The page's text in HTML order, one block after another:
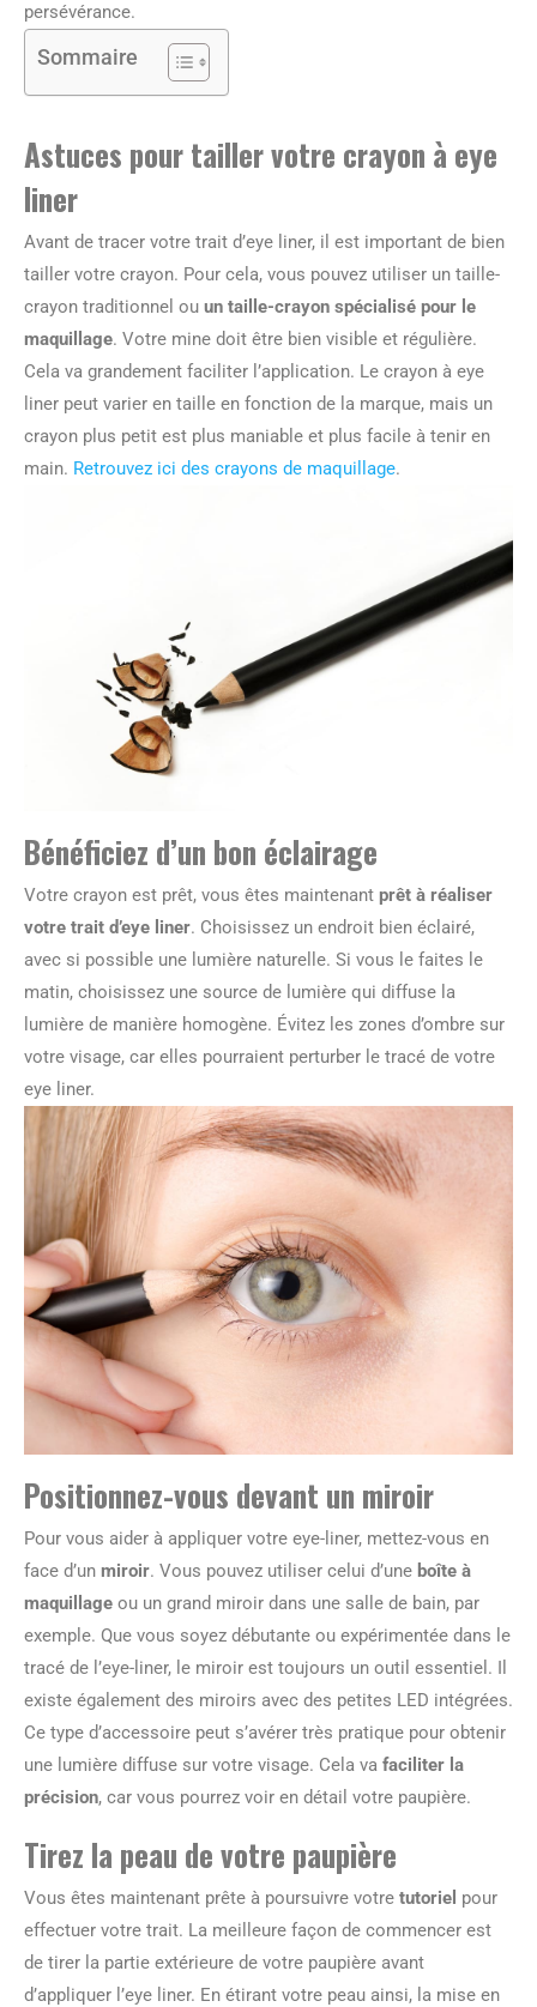
persévérance.
Sommaire
Astuces pour tailler votre crayon à eye
liner
Avant de tracer votre trait d’eye liner, il est important de bien
tailler votre crayon. Pour cela, vous pouvez utiliser un taille-
crayon traditionnel ou un taille-crayon spécialisé pour le
maquillage. Votre mine doit être bien visible et régulière.
Cela va grandement faciliter l’application. Le crayon à eye
liner peut varier en taille en fonction de la marque, mais un
crayon plus petit est plus maniable et plus facile à tenir en
main. Retrouvez ici des crayons de maquillage.
Bénéficiez d’un bon éclairage
Votre crayon est prêt, vous êtes maintenant prêt à réaliser
votre trait d’eye liner. Choisissez un endroit bien éclairé,
avec si possible une lumière naturelle. Si vous le faites le
matin, choisissez une source de lumière qui diffuse la
lumière de manière homogène. Évitez les zones d’ombre sur
votre visage, car elles pourraient perturber le tracé de votre
eye liner.
Positionnez-vous devant un miroir
Pour vous aider à appliquer votre eye-liner, mettez-vous en
face d’un miroir. Vous pouvez utiliser celui d’une boîte à
maquillage ou un grand miroir dans une salle de bain, par
exemple. Que vous soyez débutante ou expérimentée dans le
tracé de l’eye-liner, le miroir est toujours un outil essentiel. Il
existe également des miroirs avec des petites LED intégrées.
Ce type d’accessoire peut s’avérer très pratique pour obtenir
une lumière diffuse sur votre visage. Cela va faciliter la
précision, car vous pourrez voir en détail votre paupière.
Tirez la peau de votre paupière
Vous êtes maintenant prête à poursuivre votre tutoriel pour
effectuer votre trait. La meilleure façon de commencer est
de tirer la partie extérieure de votre paupière avant
d’appliquer l’eye liner. En étirant votre peau ainsi, la mise en